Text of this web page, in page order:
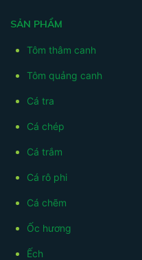
SẢN PHẨM
Tôm thâm canh
Tôm quảng canh
Cá tra
Cá chép
Cá trắm
Cá rô phi
Cá chẽm
Ốc hương
Ếch